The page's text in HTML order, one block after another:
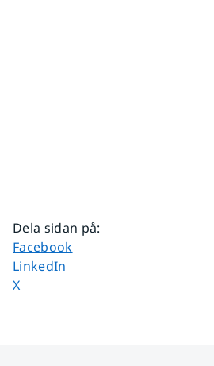
Dela sidan på:
Dela sidan på
Facebook
Dela sidan på
LinkedIn
Dela sidan på
X